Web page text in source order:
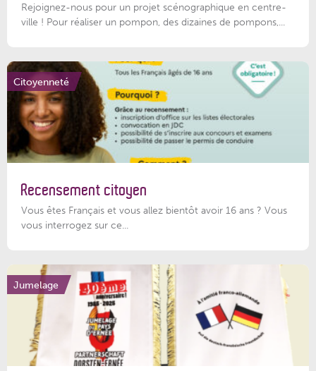
Rejoignez-nous pour un projet scénographique en centre-
ville ! Pour réaliser un pompon, des dizaines de pompons,...
Citoyenneté
Recensement citoyen
Vous êtes Français et vous allez bientôt avoir 16 ans ? Vous
vous interrogez sur ce...
Jumelage